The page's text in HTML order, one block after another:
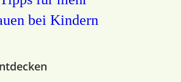
bei Kindern